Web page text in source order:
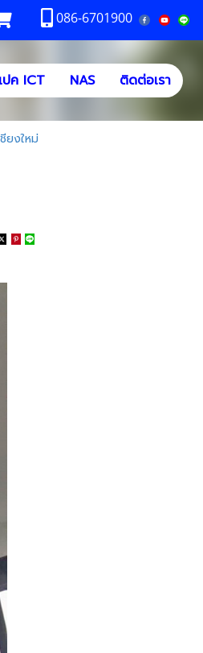
086-6701900
ปค ICT NAS ติดต่อเรา
ยงใหม่